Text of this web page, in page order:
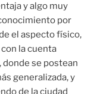
y algo muy
por
el aspecto físico,
la cuenta
donde se postean
generalizada, y
de la ciudad